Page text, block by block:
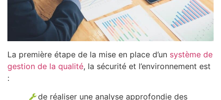
La première étape de la mise en place d’un système de
gestion de la qualité, la sécurité et l’environnement est
:
de réaliser une analyse approfondie des